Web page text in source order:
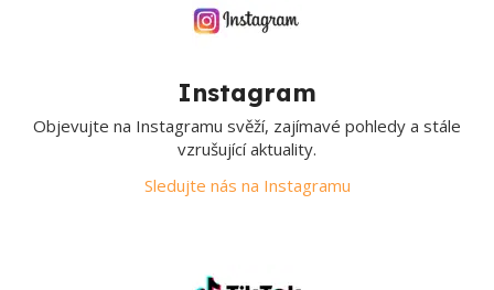
Instagram
Objevujte na Instagramu svěží, zajímavé pohledy a stále
vzrušující aktuality.
Sledujte nás na Instagramu